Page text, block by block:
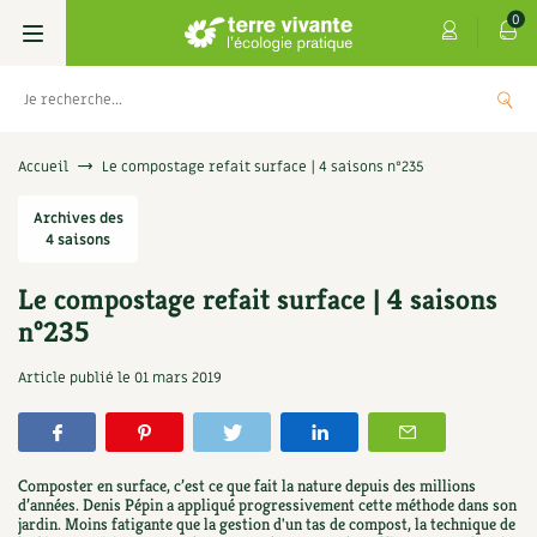
0
Livres
Permaculture, Jardin bio
Techniques de jardinage
Verger, arbres
Aménagement jardin
Les 4 saisons
Se réabonner
Offrir un abonnement
Les numéros
4 saisons
Graines, semences
Aromatiques
Florales
Cartes cadeau
Découvrir le Centre
Visiter en famille, entre amis
Jardin bio
Parole libre
Accueil Le compostage refait surface | 4 saisons n°235
Archives des
4 saisons
Le compostage refait surface | 4 saisons
n°235
Article publié le 01 mars 2019
Composter en surface, c’est ce que fait la nature depuis des millions
d’années. Denis Pépin a appliqué progressivement cette méthode dans son
jardin. Moins fatigante que la gestion d'un tas de compost, la technique de
9,90